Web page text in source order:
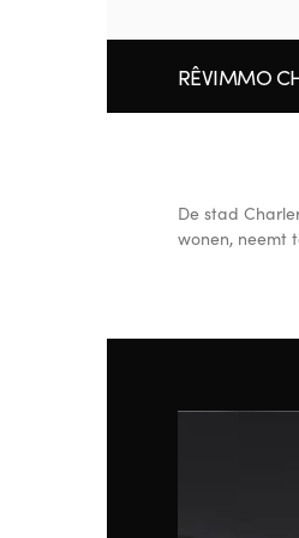
RÊVIMMO
De stad
wonen, neemt